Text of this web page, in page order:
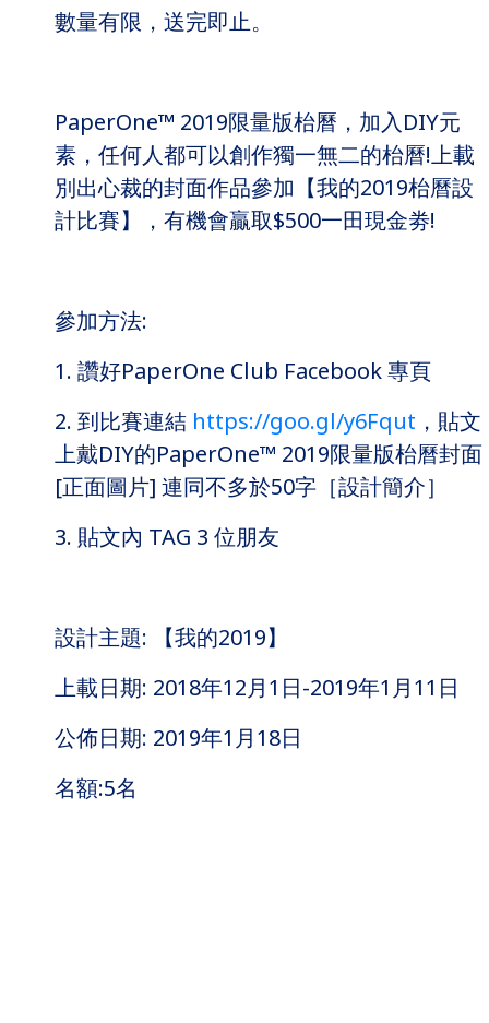
數量有限，送完即止。
PaperOne™ 2019限量版枱曆，加入DIY元
素，任何人都可以創作獨一無二的枱曆!上載
別出心裁的封面作品參加【我的2019枱曆設
計比賽】，有機會贏取$500一田現金劵!
參加方法:
1. 讚好PaperOne Club Facebook 專頁
2. 到比賽連結 https://goo.gl/y6Fqut ，貼文
上戴DIY的PaperOne™ 2019限量版枱曆封面
[正面圖片] 連同不多於50字［設計簡介］
3. 貼文內 TAG 3 位朋友
設計主題: 【我的2019】
上載日期: 2018年12月1日-2019年1月11日
公佈日期: 2019年1月18日
名額:5名